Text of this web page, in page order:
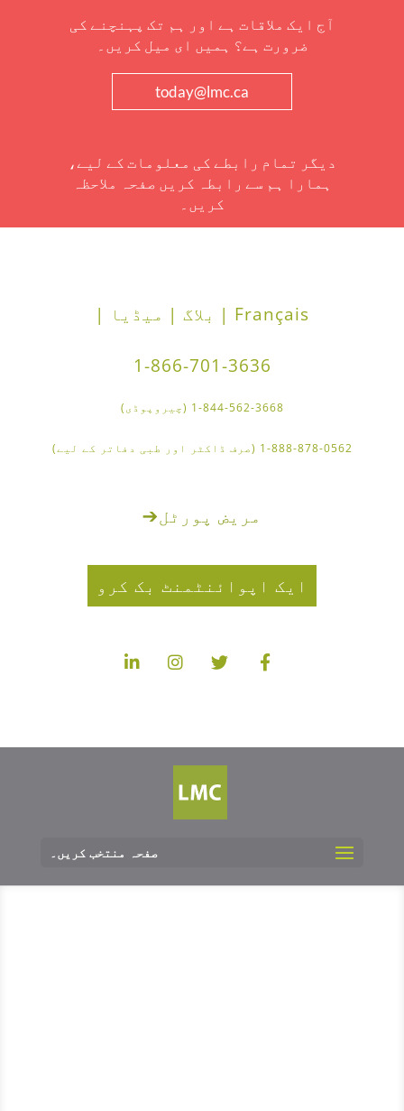
آج ایک ملاقات ہے اور ہم تک پہنچنے کی
ضرورت ہے؟ ہمیں ای میل کریں۔
today@lmc.ca
دیگر تمام رابطے کی معلومات کے لیے،
ہمارا ہم سے رابطہ کریں صفحہ ملاحظہ
کریں۔
Français | بلاگ | میڈیا |
1-866-701-3636
1-844-562-3668 (چیروپوڈی)
1-888-878-0562 (صرف ڈاکٹر اور طبی دفاتر کے لیے)
مریض پورٹل➔
ایک اپوائنٹمنٹ بک کرو
صفحہ منتخب کریں۔